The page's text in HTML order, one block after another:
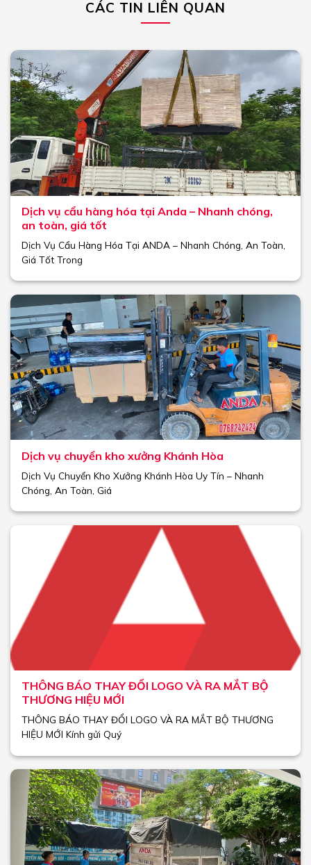
CÁC TIN LIÊN QUAN
Dịch vụ cẩu hàng hóa tại Anda – Nhanh chóng,
an toàn, giá tốt
Dịch Vụ Cẩu Hàng Hóa Tại ANDA – Nhanh Chóng, An Toàn,
Giá Tốt Trong
Dịch vụ chuyển kho xưởng Khánh Hòa
Dịch Vụ Chuyển Kho Xưởng Khánh Hòa Uy Tín – Nhanh
Chóng, An Toàn, Giá
THÔNG BÁO THAY ĐỔI LOGO VÀ RA MẮT BỘ
THƯƠNG HIỆU MỚI
THÔNG BÁO THAY ĐỔI LOGO VÀ RA MẮT BỘ THƯƠNG
HIỆU MỚI Kính gửi Quý